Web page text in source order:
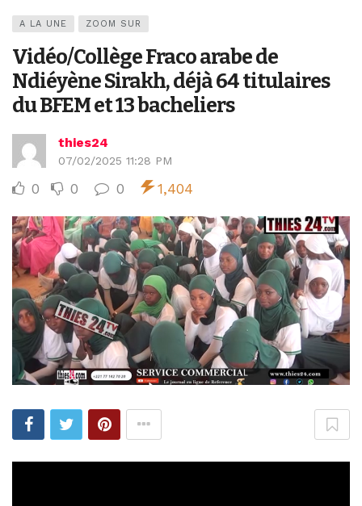
A LA UNE ZOOM SUR
Vidéo/Collège Fraco arabe de
Ndiéyène Sirakh, déjà 64 titulaires
du BFEM et 13 bacheliers
thies24
07/02/2025 11:28 PM
0 0 0 1,404